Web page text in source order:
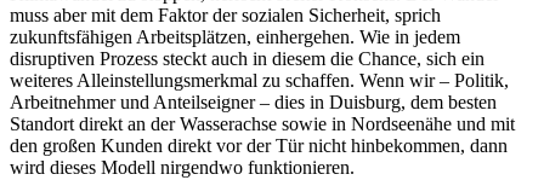
muss aber mit dem Faktor der sozialen Sicherheit, sprich
zukunftsfähigen Arbeitsplätzen, einhergehen. Wie in jedem
disruptiven Prozess steckt auch in diesem die Chance, sich ein
weiteres Alleinstellungsmerkmal zu schaffen. Wenn wir – Politik,
Arbeitnehmer und Anteilseigner – dies in Duisburg, dem besten
Standort direkt an der Wasserachse sowie in Nordseenähe und mit
den großen Kunden direkt vor der Tür nicht hinbekommen, dann
wird dieses Modell nirgendwo funktionieren.